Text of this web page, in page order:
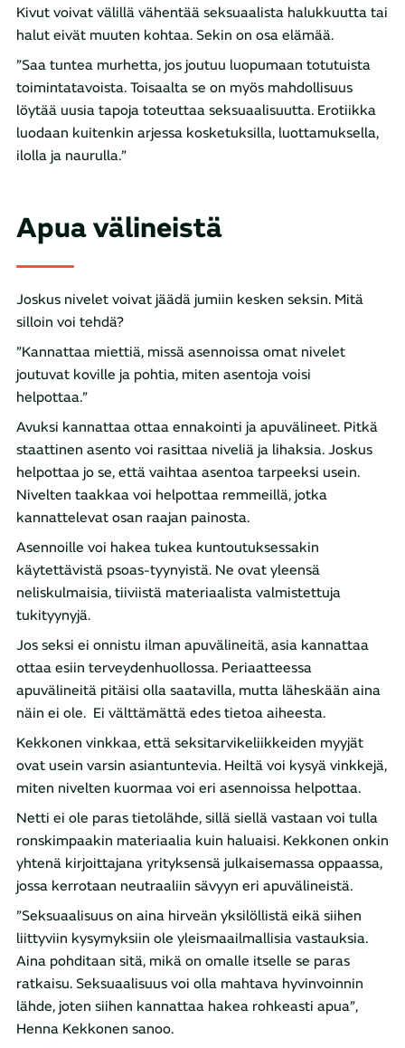
Kivut voivat välillä vähentää seksuaalista halukkuutta tai
halut eivät muuten kohtaa. Sekin on osa elämää.
”Saa tuntea murhetta, jos joutuu luopumaan totutuista
toimintatavoista. Toisaalta se on myös mahdollisuus
löytää uusia tapoja toteuttaa seksuaalisuutta. Erotiikka
luodaan kuitenkin arjessa kosketuksilla, luottamuksella,
ilolla ja naurulla.”
Apua välineistä
Joskus nivelet voivat jäädä jumiin kesken seksin. Mitä
silloin voi tehdä?
”Kannattaa miettiä, missä asennoissa omat nivelet
joutuvat koville ja pohtia, miten asentoja voisi
helpottaa.”
Avuksi kannattaa ottaa ennakointi ja apuvälineet. Pitkä
staattinen asento voi rasittaa niveliä ja lihaksia. Joskus
helpottaa jo se, että vaihtaa asentoa tarpeeksi usein.
Nivelten taakkaa voi helpottaa remmeillä, jotka
kannattelevat osan raajan painosta.
Asennoille voi hakea tukea kuntoutuksessakin
käytettävistä psoas-tyynyistä. Ne ovat yleensä
neliskulmaisia, tiiviistä materiaalista valmistettuja
tukityynyjä.
Jos seksi ei onnistu ilman apuvälineitä, asia kannattaa
ottaa esiin terveydenhuollossa. Periaatteessa
apuvälineitä pitäisi olla saatavilla, mutta läheskään aina
näin ei ole. Ei välttämättä edes tietoa aiheesta.
Kekkonen vinkkaa, että seksitarvikeliikkeiden myyjät
ovat usein varsin asiantuntevia. Heiltä voi kysyä vinkkejä,
miten nivelten kuormaa voi eri asennoissa helpottaa.
Netti ei ole paras tietolähde, sillä siellä vastaan voi tulla
ronskimpaakin materiaalia kuin haluaisi. Kekkonen onkin
yhtenä kirjoittajana yrityksensä julkaisemassa oppaassa,
jossa kerrotaan neutraaliin sävyyn eri apuvälineistä.
”Seksuaalisuus on aina hirveän yksilöllistä eikä siihen
liittyviin kysymyksiin ole yleismaailmallisia vastauksia.
Aina pohditaan sitä, mikä on omalle itselle se paras
ratkaisu. Seksuaalisuus voi olla mahtava hyvinvoinnin
lähde, joten siihen kannattaa hakea rohkeasti apua”,
Henna Kekkonen sanoo.